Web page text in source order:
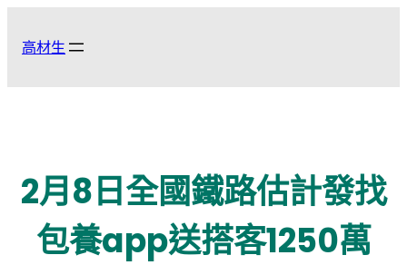
高材生
2月8日全國鐵路估計發找
包養app送搭客1250萬